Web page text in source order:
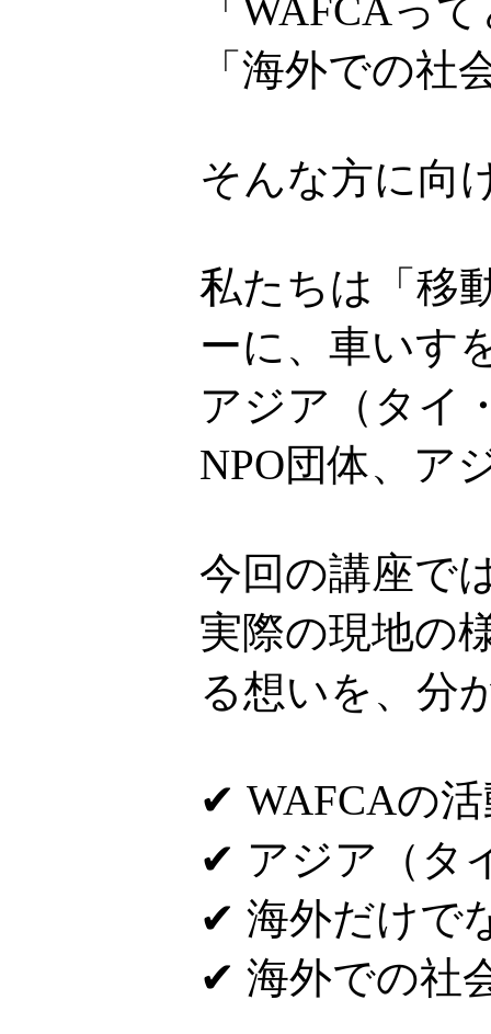
「WAFCAっ
「海外での社
そんな方に向
私たちは「移
ーに、車いす
アジア（タイ
NPO団体、ア
今回の講座で
実際の現地の
る想いを、分
✔ WAFCAの
✔ アジア（タ
✔ 海外だけで
✔ 海外での社